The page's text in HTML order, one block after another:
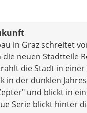
in Graz schreitet
die neuen Stadtteile
die Stadt in
in der dunklen
und blickt in
Serie blickt hinter